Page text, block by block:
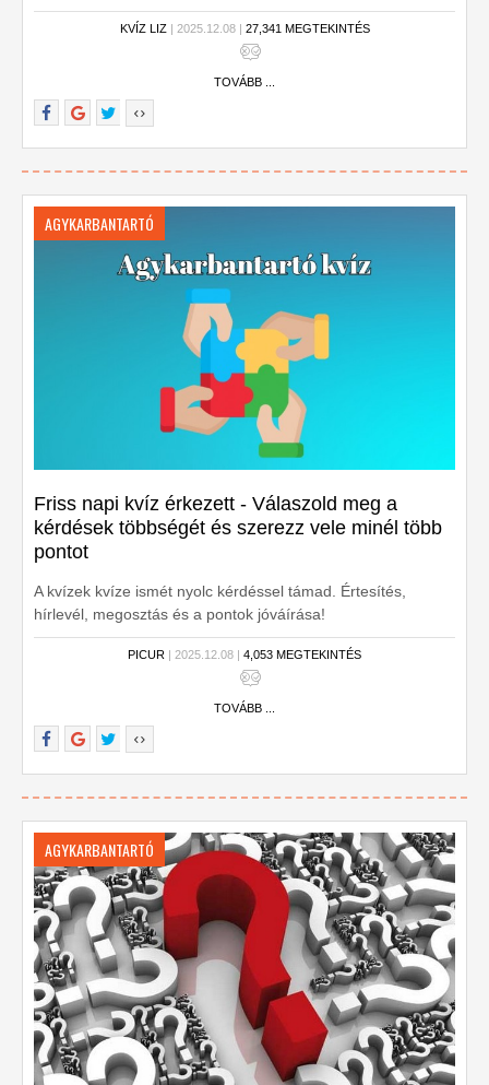
sikerült elérned!
KVÍZ LIZ| 2025.12.08 | 27,341 MEGTEKINTÉS
TOVÁBB ...
AGYKARBANTARTÓ
Friss napi kvíz érkezett - Válaszold meg a
kérdések többségét és szerezz vele minél több
pontot
A kvízek kvíze ismét nyolc kérdéssel támad. Értesítés,
hírlevél, megosztás és a pontok jóváírása!
PICUR | 2025.12.08 | 4,053 MEGTEKINTÉS
TOVÁBB ...
AGYKARBANTARTÓ